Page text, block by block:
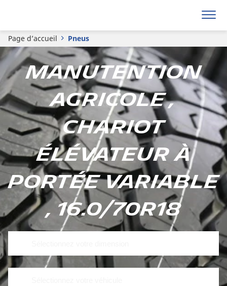
Page d’accueil Pneus
Manutention
agricole ,
Chariot
élévateur à
portée variable
, 16.0/70R18